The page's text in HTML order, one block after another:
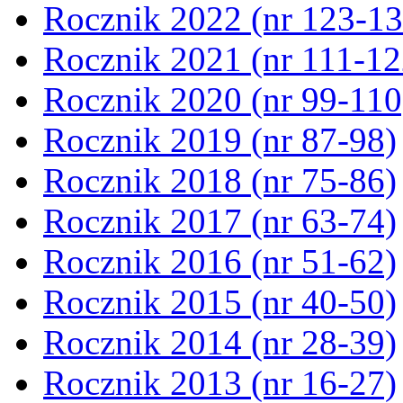
Rocznik 2022 (nr 123-
Rocznik 2021 (nr 111-
Rocznik 2020 (nr 99-
Rocznik 2019 (nr 87-98)
Rocznik 2018 (nr 75-86)
Rocznik 2017 (nr 63-74)
Rocznik 2016 (nr 51-62)
Rocznik 2015 (nr 40-50)
Rocznik 2014 (nr 28-39)
Rocznik 2013 (nr 16-27)